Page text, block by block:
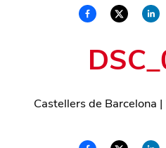
Castellers de Barcelona |